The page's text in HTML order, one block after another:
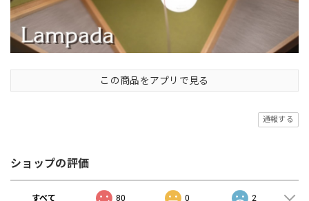
この商品をアプリで見る
通報する
ショップの評価
すべて 80 0 2